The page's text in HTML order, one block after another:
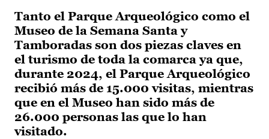
Tanto el Parque Arqueológico como el
Museo de la Semana Santa y
Tamboradas son dos piezas claves en
el turismo de toda la comarca ya que,
durante 2024, el Parque Arqueológico
recibió más de 15.000 visitas, mientras
que en el Museo han sido más de
26.000 personas las que lo han
visitado.